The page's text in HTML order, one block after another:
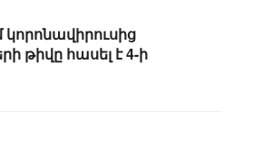
կորոնավիրուսից
թիվը հասել է 4-ի